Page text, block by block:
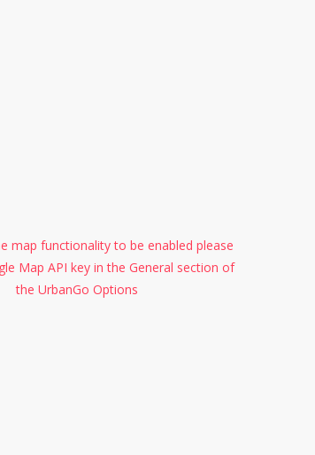
map functionality to be enabled please
Map API key in the General section of
the UrbanGo Options